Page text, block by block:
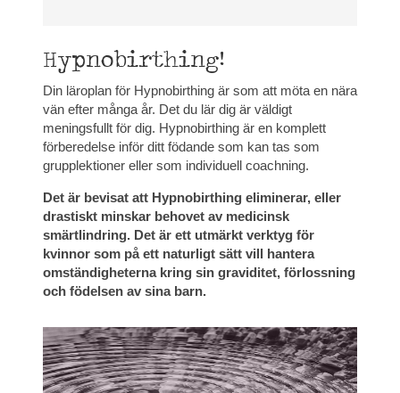
Hypnobirthing!
Din läroplan för Hypnobirthing är som att möta en nära
vän efter många år. Det du lär dig är väldigt
meningsfullt för dig. Hypnobirthing är en komplett
förberedelse inför ditt födande som kan tas som
grupplektioner eller som individuell coachning.
Det är bevisat att Hypnobirthing eliminerar, eller
drastiskt minskar behovet av medicinsk
smärtlindring. Det är ett utmärkt verktyg för
kvinnor som på ett naturligt sätt vill hantera
omständigheterna kring sin graviditet, förlossning
och födelsen av sina barn.